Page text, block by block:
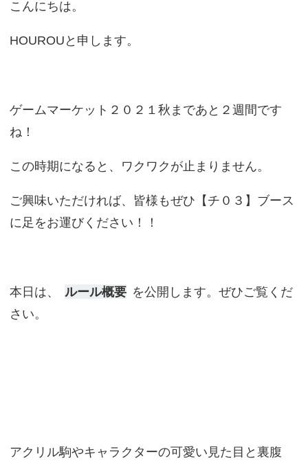
こんにちは。
HOUROUと申します。
ゲームマーケット２０２１秋まであと２週間です
ね！
この時期になると、ワクワクが止まりません。
ご興味いただければ、皆様もぜひ【チ０３】ブース
に足をお運びください！！
本日は、 ルール概要 を公開します。ぜひご覧くだ
さい。
アクリル駒やキャラクターの可愛い見た目と裏腹